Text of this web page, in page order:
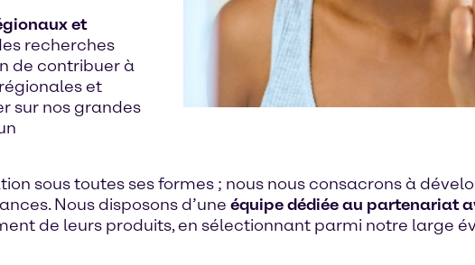
et
recherches
de contribuer à
et
sur nos grandes
sous toutes ses formes ; nous nous consacrons à
Nous disposons d’une équipe dédiée au partenariat
de leurs produits, en sélectionnant parmi notre large